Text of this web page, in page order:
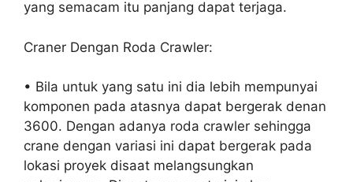
yang semacam itu panjang dapat terjaga.
Craner Dengan Roda Crawler:
• Bila untuk yang satu ini dia lebih mempunyai
komponen pada atasnya dapat bergerak denan
3600. Dengan adanya roda crawler sehingga
crane dengan variasi ini dapat bergerak pada
lokasi proyek disaat melangsungkan